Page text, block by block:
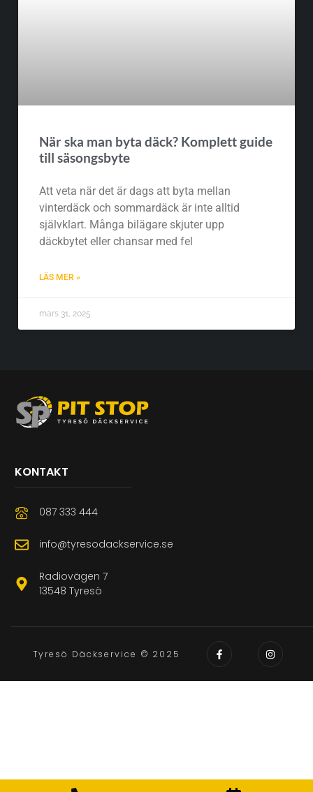
När ska man byta däck? Komplett guide
till säsongsbyte
Att veta när det är dags att byta mellan
vinterdäck och sommardäck är inte alltid
självklart. Många bilägare skjuter upp
däckbytet eller chansar med fel
LÄS MER »
mars 31, 2025
KONTAKT
087 333 444
info@tyresodackservice.se
Radiovägen 7
13548 Tyresö
Tyresö Däckservice © 2025